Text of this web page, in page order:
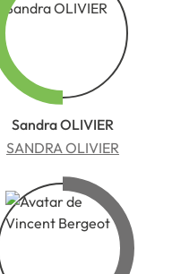
Sandra OLIVIER
SANDRA OLIVIER